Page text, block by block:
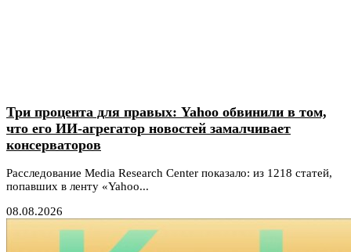
Три процента для правых: Yahoo обвинили в том,
что его ИИ-агрегатор новостей замалчивает
консерваторов
Расследование Media Research Center показало: из 1218 статей,
попавших в ленту «Yahoo...
08.08.2026